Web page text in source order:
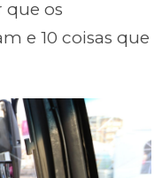
que os
e 10 coisas que